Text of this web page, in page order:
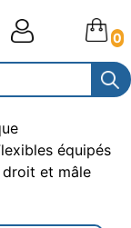
0
équipés
et mâle